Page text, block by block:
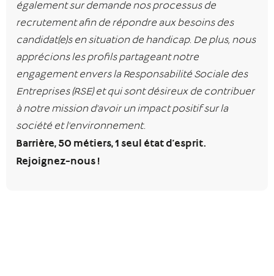
également sur demande nos processus de
recrutement afin de répondre aux besoins des
candidat(e)s en situation de handicap. De plus, nous
apprécions les profils partageant notre
engagement envers la Responsabilité Sociale des
Entreprises (RSE) et qui sont désireux de contribuer
à notre mission d’avoir un impact positif sur la
société et l’environnement.
Barrière, 50 métiers, 1 seul état d’esprit.
Rejoignez-nous !